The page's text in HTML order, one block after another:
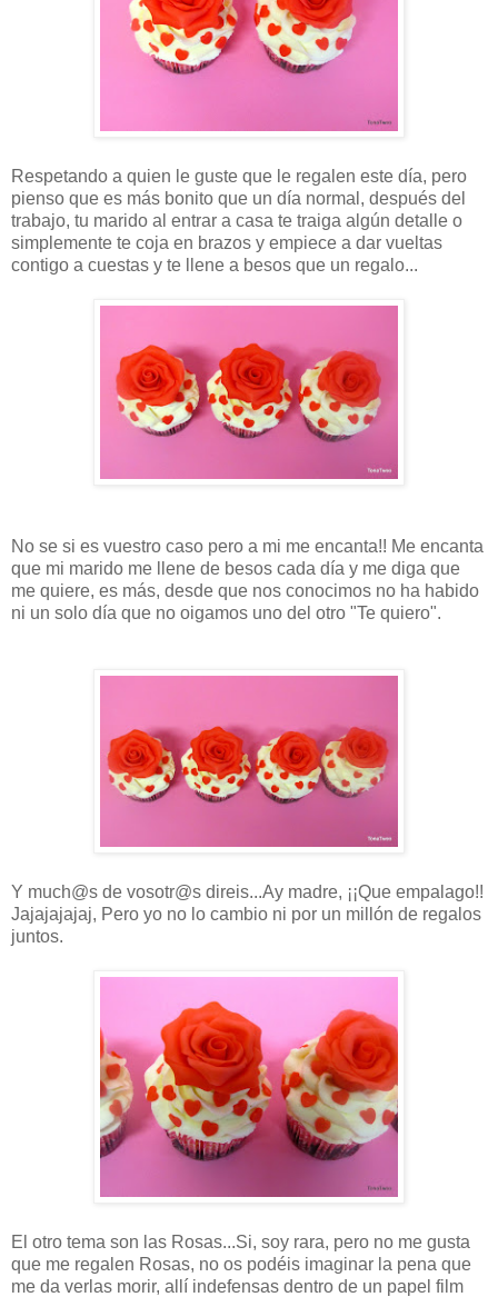
Respetando a quien le guste que le regalen este día, pero
pienso que es más bonito que un día normal, después del
trabajo, tu marido al entrar a casa te traiga algún detalle o
simplemente te coja en brazos y empiece a dar vueltas
contigo a cuestas y te llene a besos que un regalo...
No se si es vuestro caso pero a mi me encanta!! Me encanta
que mi marido me llene de besos cada día y me diga que
me quiere, es más, desde que nos conocimos no ha habido
ni un solo día que no oigamos uno del otro "Te quiero".
Y much@s de vosotr@s direis...Ay madre, ¡¡Que empalago!!
Jajajajajaj, Pero yo no lo cambio ni por un millón de regalos
juntos.
El otro tema son las Rosas...Si, soy rara, pero no me gusta
que me regalen Rosas, no os podéis imaginar la pena que
me da verlas morir, allí indefensas dentro de un papel film